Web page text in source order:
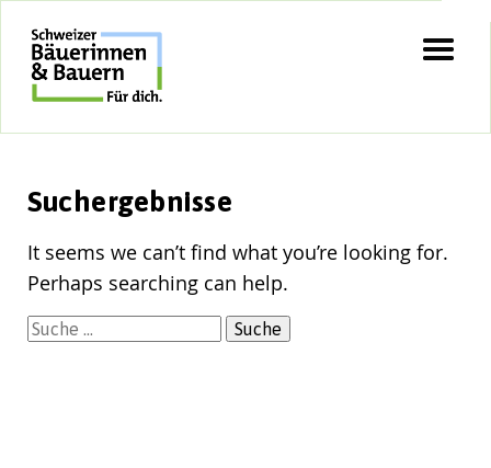
content
Suchergebnisse
It seems we can’t find what you’re looking for.
Perhaps searching can help.
Suche